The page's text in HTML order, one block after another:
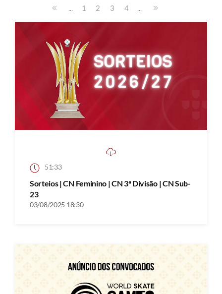
... 1 2 3 4 ...
51:33
Sorteios | CN Feminino | CN 3ª Divisão | CN Sub-
23
03/08/2025 18:30